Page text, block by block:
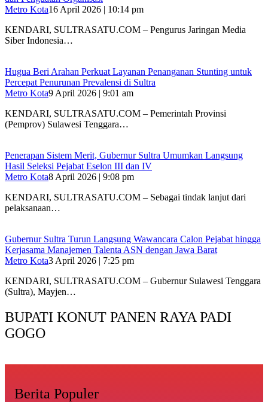
Metro Kota16 April 2026 | 10:14 pm
KENDARI, SULTRASATU.COM – Pengurus Jaringan Media
Siber Indonesia…
Hugua Beri Arahan Perkuat Layanan Penanganan Stunting untuk
Percepat Penurunan Prevalensi di Sultra
Metro Kota9 April 2026 | 9:01 am
KENDARI, SULTRASATU.COM – Pemerintah Provinsi
(Pemprov) Sulawesi Tenggara…
Penerapan Sistem Merit, Gubernur Sultra Umumkan Langsung
Hasil Seleksi Pejabat Eselon III dan IV
Metro Kota8 April 2026 | 9:08 pm
KENDARI, SULTRASATU.COM – Sebagai tindak lanjut dari
pelaksanaan…
Gubernur Sultra Turun Langsung Wawancara Calon Pejabat hingga
Kerjasama Manajemen Talenta ASN dengan Jawa Barat
Metro Kota3 April 2026 | 7:25 pm
KENDARI, SULTRASATU.COM – Gubernur Sulawesi Tenggara
(Sultra), Mayjen…
BUPATI KONUT PANEN RAYA PADI
GOGO
Berita Populer